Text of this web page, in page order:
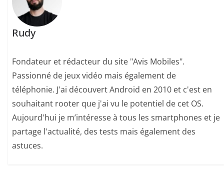
Rudy
Fondateur et rédacteur du site "Avis Mobiles".
Passionné de jeux vidéo mais également de
téléphonie. J'ai découvert Android en 2010 et c'est en
souhaitant rooter que j'ai vu le potentiel de cet OS.
Aujourd'hui je m’intéresse à tous les smartphones et je
partage l'actualité, des tests mais également des
astuces.